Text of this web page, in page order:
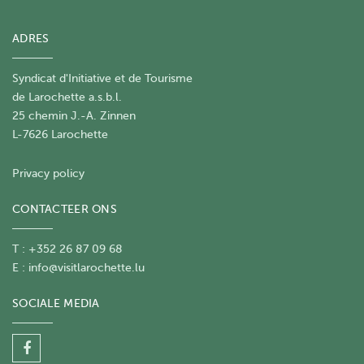
ADRES
Syndicat d'Initiative et de Tourisme
de Larochette a.s.b.l.
25 chemin J.-A. Zinnen
L-7626 Larochette
Privacy policy
CONTACTEER ONS
T : +352 26 87 09 68
E : info@visitlarochette.lu
SOCIALE MEDIA